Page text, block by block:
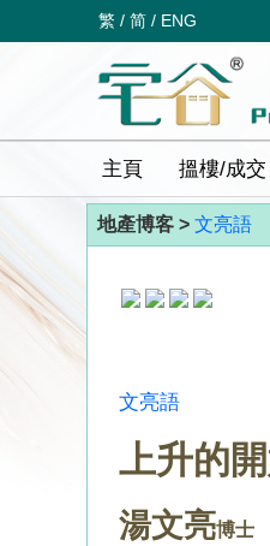
繁 / 简 / ENG
主頁 搵樓/成交
地產博客 > 文亮語
文亮語
上升的
湯文亮博士